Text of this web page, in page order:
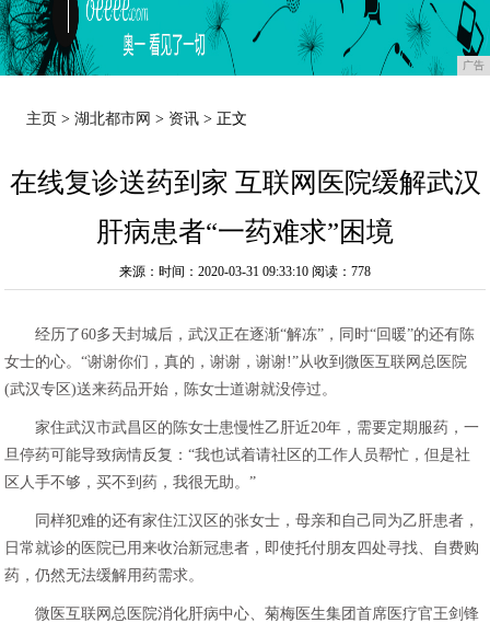
广告
主页 >湖北都市网 > 资讯 > 正文
在线复诊送药到家 互联网医院缓解武汉
肝病患者“一药难求”困境
来源：时间：2020-03-31 09:33:10 阅读：778
经历了60多天封城后，武汉正在逐渐“解冻”，同时“回暖”的还有陈
女士的心。“谢谢你们，真的，谢谢，谢谢!”从收到微医互联网总医院
(武汉专区)送来药品开始，陈女士道谢就没停过。
家住武汉市武昌区的陈女士患慢性乙肝近20年，需要定期服药，一
旦停药可能导致病情反复：“我也试着请社区的工作人员帮忙，但是社
区人手不够，买不到药，我很无助。”
同样犯难的还有家住江汉区的张女士，母亲和自己同为乙肝患者，
日常就诊的医院已用来收治新冠患者，即使托付朋友四处寻找、自费购
药，仍然无法缓解用药需求。
微医互联网总医院消化肝病中心、菊梅医生集团首席医疗官王剑锋